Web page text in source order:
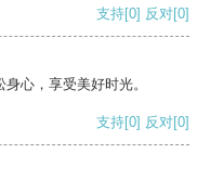
支持[0] 反对[0]
心，享受美好时光。
支持[0] 反对[0]